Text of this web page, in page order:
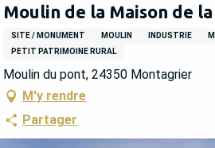
Moulin de la Maison de
SITE / MONUMENT MOULIN INDUSTRIE
PETIT PATRIMOINE RURAL
Moulin du pont, 24350 Montagrier
M'y rendre
Partager